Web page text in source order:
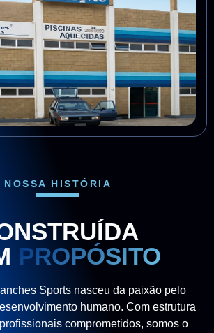
NOSSA HISTÓRIA
PROPÓSITO
Sports nasceu da paixão pelo
humano. Com estrutura
comprometidos, somos o